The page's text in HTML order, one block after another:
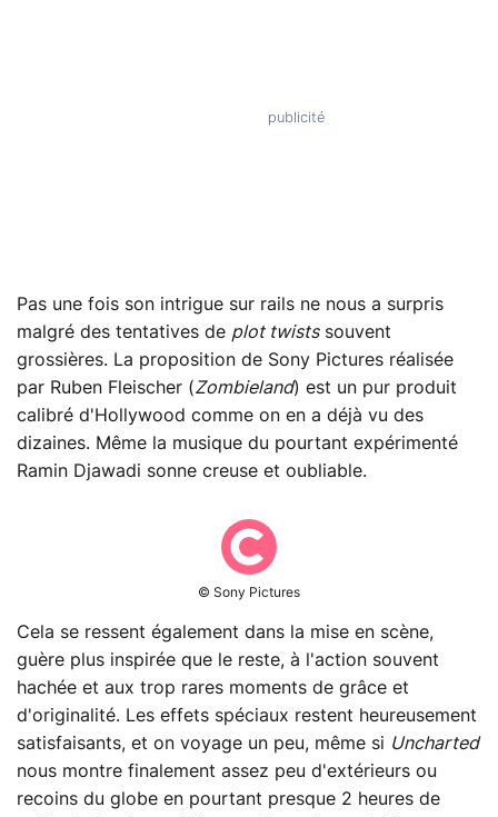
Pas une fois son intrigue sur rails ne nous a surpris
malgré des tentatives de plot twistssouvent
grossières. La proposition de Sony Pictures réalisée
par Ruben Fleischer (Zombieland) est un pur produit
calibré d'Hollywood comme on en a déjà vu des
dizaines. Même la musique du pourtant expérimenté
Ramin Djawadi sonne creuse et oubliable.
© Sony Pictures
Cela se ressent également dans la mise en scène,
guère plus inspirée que le reste, à l'action souvent
hachée et aux trop rares moments de grâce et
d'originalité. Les effets spéciaux restent heureusement
satisfaisants, et on voyage un peu, même si Uncharted
nous montre finalement assez peu d'extérieurs ou
recoins du globe en pourtant presque 2 heures de